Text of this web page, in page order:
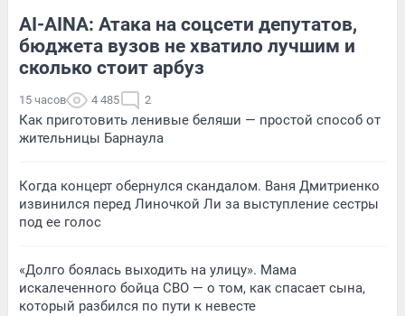
AI-AINA: Атака на соцсети депутатов,
бюджета вузов не хватило лучшим и
сколько стоит арбуз
15 часов 4 485 2
Как приготовить ленивые беляши — простой способ от
жительницы Барнаула
Когда концерт обернулся скандалом. Ваня Дмитриенко
извинился перед Линочкой Ли за выступление сестры
под ее голос
«Долго боялась выходить на улицу». Мама
искалеченного бойца СВО — о том, как спасает сына,
который разбился по пути к невесте